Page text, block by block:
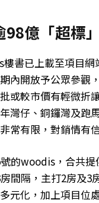
億「超標」
書已上載至項目網
內開放予公眾參觀
或較市價有輕微折
灣仔、銅鑼灣及跑
常有限，對銷情有
的woodis，合共提
間隔，主打2房及3
元化，加上項目位